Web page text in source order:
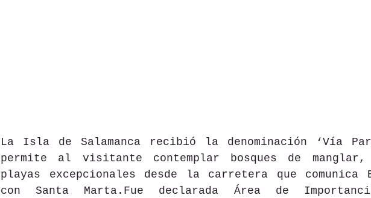
La Isla de Salamanca recibió la denominación ‘Vía
permite al visitante contemplar bosques de manglar,
playas excepcionales desde la carretera que comunica
con Santa Marta.Fue declarada Área de